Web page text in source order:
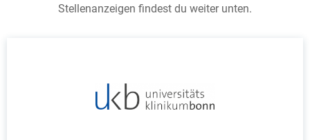
Stellenanzeigen findest du weiter unten.